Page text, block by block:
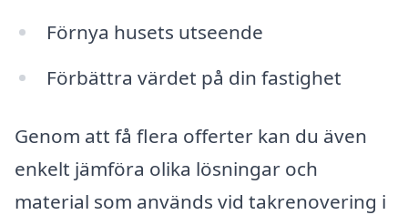
Förnya husets utseende
Förbättra värdet på din fastighet
Genom att få flera offerter kan du även
enkelt jämföra olika lösningar och
material som används vid takrenovering i